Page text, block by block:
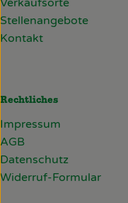
Stellenangebote
Kontakt
Rechtliches
Impressum
AGB
Datenschutz
Widerruf-Formular